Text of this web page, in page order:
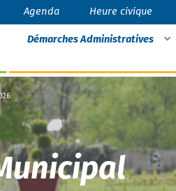
Agenda Heure civique
Démarches Administratives